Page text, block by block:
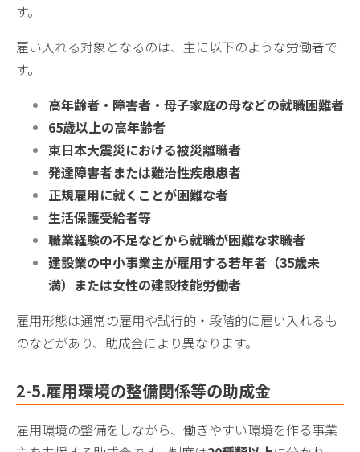
す。
雇い入れる対象となるのは、主に以下のような労働者で
す。
高年齢者・障害者・母子家庭の母などの就職困難者
65歳以上の高年齢者
東日本大震災における被災離職者
発達障害者または難治性疾患患者
正規雇用に就くことが困難な者
生活保護受給者等
職業経験の不足などから就職が困難な求職者
建設業の中小事業主が雇用する若年者（35歳未
満）または女性の建設技能労働者
雇用形態は通常の雇用や試行的・段階的に雇い入れるも
のなどがあり、助成金により異なります。
2-5.雇用環境の整備関係等の助成金
雇用環境の整備をしながら、働きやすい環境を作る事業